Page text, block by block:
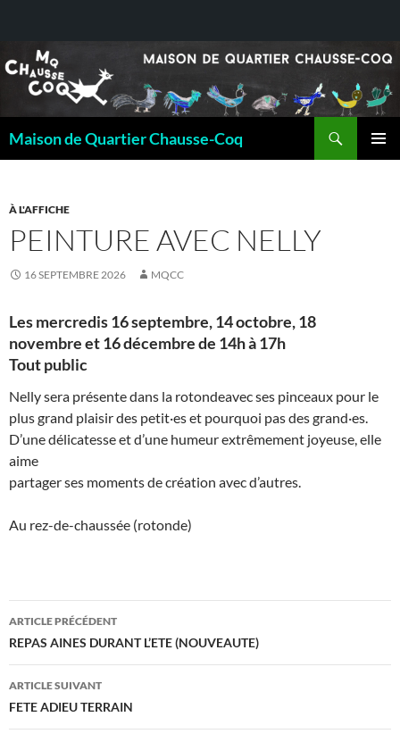
Maison de Quartier Chausse-Coq
À L'AFFICHE
PEINTURE AVEC NELLY
16 SEPTEMBRE 2026 MQCC
Les mercredis 16 septembre, 14 octobre, 18
novembre et 16 décembre de 14h à 17h
Tout public
Nelly sera présente dans la rotondeavec ses pinceaux pour le
plus grand plaisir des petit·es et pourquoi pas des grand·es.
D’une délicatesse et d’une humeur extrêmement joyeuse, elle
aime
partager ses moments de création avec d’autres.
Au rez-de-chaussée (rotonde)
Navigation
des
articles
ARTICLE PRÉCÉDENT
REPAS AINES DURANT L’ETE (NOUVEAUTE)
ARTICLE SUIVANT
FETE ADIEU TERRAIN